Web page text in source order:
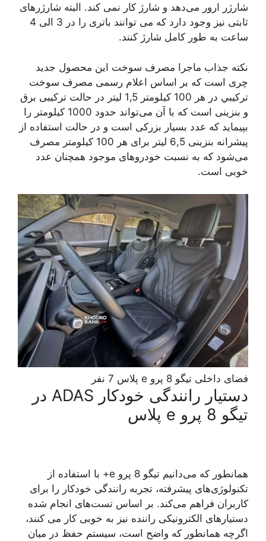
شارژر ارور می‌دهد و شارژ کار نمی کند. البته شارژرهای
ثابتی نیز وجود دارد که می توانند باتری را در 3 الی 4
ساعت به طور کامل شارژ کنند.
نکته جذاب ماجرا مصرف سوخت این محصول جدید
چری است که بر اساس اعلام رسمی ﻣﺼﺮﻑ ﺳﻮﺧﺖ
ﺗﺮﻛﻴﺒﻲ در هر 100 کیلومتر 1,5 لیتر در حالت ترکیبی برق
و بنزینی است که با آن می‌تواند حدود 1000 کیلومتر را
بپیماید که عدد بسیار بزرکی است و در حالت استفاده از
پیشرانه بنزینی 6,5 لیتر برای هر 100 کیلومتر مصرف
می‌شود که به نسبت خودروهای موجود همچنان عدد
خوبی است.
فضای داخلی تیگو 8 پرو e پلاس 7 نفر
دستیار رانندگی خودکار ADAS در
تیگو 8 پرو e پلاس
همانطور که می‌دانیم تیگو 8 پرو e+ با استفاده از
تکنولوژی‌های پیشرفته، تجربه رانندگی خودکار را برای
کاربران فراهم می‌کند. بر اساس تست‌های انجام شده
دستیارهای الکترونیکی راننده نیز به خوبی کار می کنند،
اگرچه همانطور که واضح است، سیستم حفظ در میان